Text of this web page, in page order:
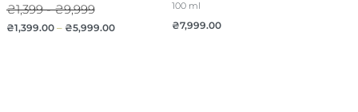
₴1,399 - ₴9,999
₴1,399.00– ₴5,999.00
100 ml
₴7,999.00